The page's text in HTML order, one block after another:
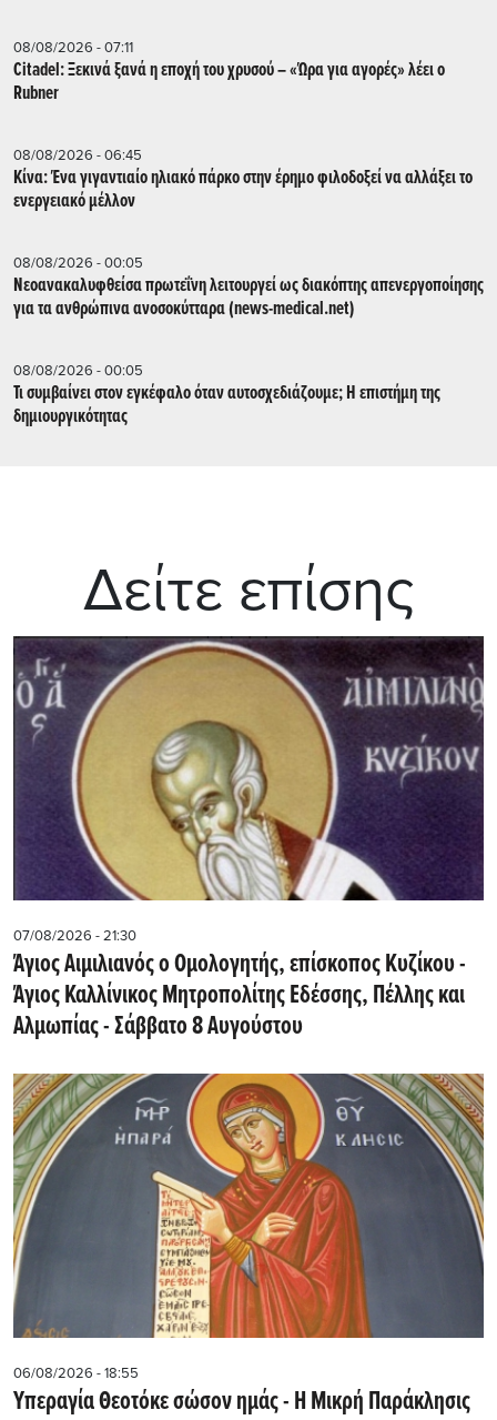
08/08/2026 - 07:11
Citadel: Ξεκινά ξανά η εποχή του χρυσού – «Ώρα για αγορές» λέει ο
Rubner
08/08/2026 - 06:45
Κίνα: Ένα γιγαντιαίο ηλιακό πάρκο στην έρημο φιλοδοξεί να αλλάξει το
ενεργειακό μέλλον
08/08/2026 - 00:05
Νεοανακαλυφθείσα πρωτεΐνη λειτουργεί ως διακόπτης απενεργοποίησης
για τα ανθρώπινα ανοσοκύτταρα (news-medical.net)
08/08/2026 - 00:05
Τι συμβαίνει στον εγκέφαλο όταν αυτοσχεδιάζουμε; Η επιστήμη της
δημιουργικότητας
Δείτε επίσης
07/08/2026 - 21:30
Άγιος Αιμιλιανός ο Ομολογητής, επίσκοπος Κυζίκου -
Άγιος Καλλίνικος Μητροπολίτης Εδέσσης, Πέλλης και
Αλμωπίας - Σάββατο 8 Αυγούστου
06/08/2026 - 18:55
Υπεραγία Θεοτόκε σώσον ημάς - Η Μικρή Παράκλησις